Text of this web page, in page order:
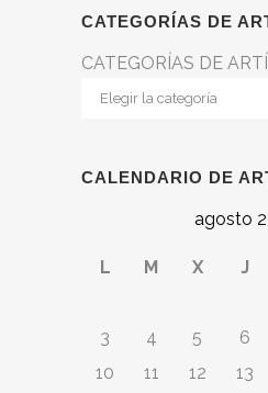
CATEGORÍAS DE
CATEGORÍAS DE
CALENDARIO DE
agosto
L M X J
3
4 5 6
10
11 12 13